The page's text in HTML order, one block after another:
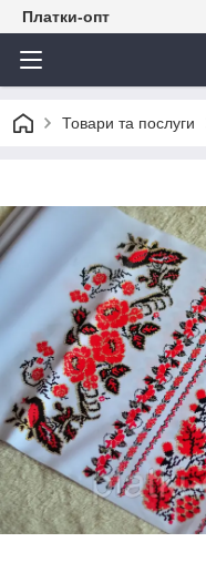
Платки-опт
Товари та послуги